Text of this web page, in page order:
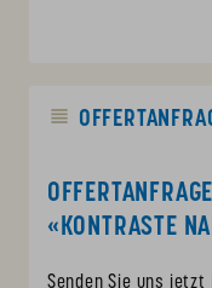
«KONTRASTE
Senden Sie uns jetzt